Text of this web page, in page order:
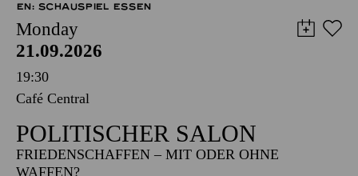
EN: SCHAUSPIEL ESSEN
Monday
21.09.2026
19:30
Café Central
POLITISCHER SALON
FRIEDENSCHAFFEN – MIT ODER OHNE
WAFFEN?